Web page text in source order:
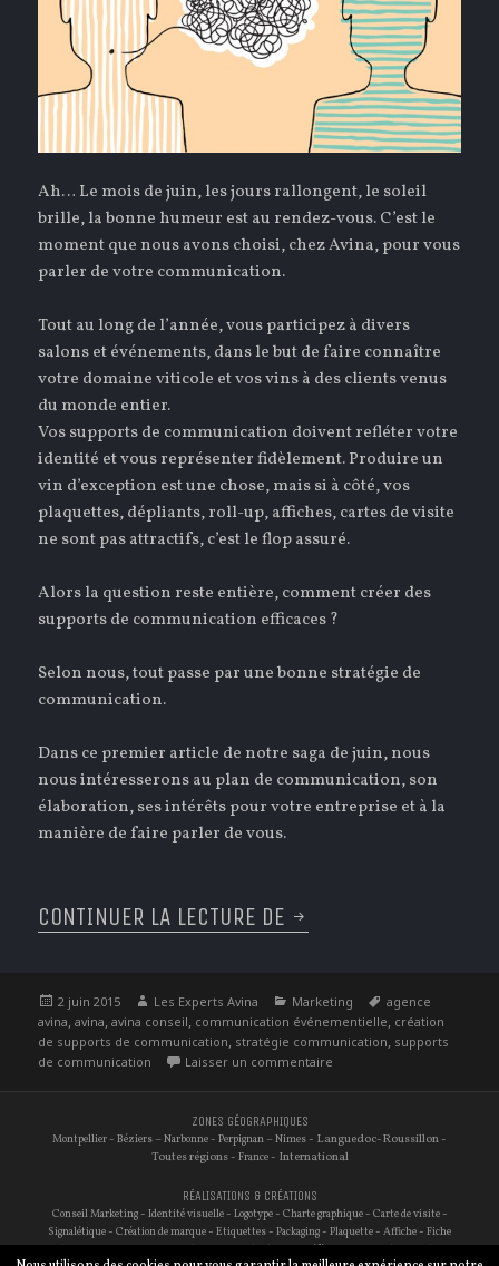
Ah… Le mois de juin, les jours rallongent, le soleil
brille, la bonne humeur est au rendez-vous. C’est le
moment que nous avons choisi, chez Avina, pour vous
parler de votre communication.
Tout au long de l’année, vous participez à divers
salons et événements, dans le but de faire connaître
votre domaine viticole et vos vins à des clients venus
du monde entier.
Vos supports de communication doivent refléter votre
identité et vous représenter fidèlement. Produire un
vin d’exception est une chose, mais si à côté, vos
plaquettes, dépliants, roll-up, affiches, cartes de visite
ne sont pas attractifs, c’est le flop assuré.
Alors la question reste entière, comment créer des
supports de communication efficaces ?
Selon nous, tout passe par une bonne stratégie de
communication.
Dans ce premier article de notre saga de juin, nous
nous intéresserons au plan de communication, son
élaboration, ses intérêts pour votre entreprise et à la
manière de faire parler de vous.
CONTINUER LA LECTURE DE JUIN : LE MOIS DE LA
Publié
le
2 juin 2015 Auteur
Les Experts Avina Catégories
Marketing Étiquettes
agence
avina,avina,avina conseil, communication événementielle, création
de supports de communication, stratégie communication, supports
de communication
Laisser un commentaire
ZONES GÉOGRAPHIQUES
Montpellier - Béziers –Narbonne - Perpignan –Nimes - Languedoc-Roussillon -
Toutes régions - France- International
RÉALISATIONS & CRÉATIONS
Conseil Marketing- Identité visuelle- Logotype- Charte graphique- Carte de visite-
Signalétique - Création de marque - Etiquettes - Packaging - Plaquette - Affiche - Fiche
- - - - - -